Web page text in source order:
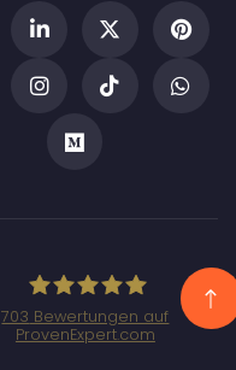
703 Bewertungen auf
ProvenExpert.com